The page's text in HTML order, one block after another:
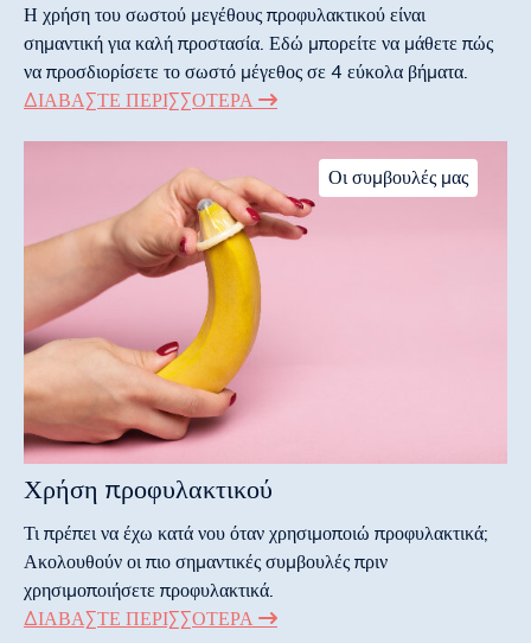
Η χρήση του σωστού μεγέθους προφυλακτικού είναι
σημαντική για καλή προστασία. Εδώ μπορείτε να μάθετε πώς
να προσδιορίσετε το σωστό μέγεθος σε 4 εύκολα βήματα.
ΔΙΑΒΆΣΤΕ ΠΕΡΙΣΣΌΤΕΡΑ
Οι συμβουλές μας
Χρήση προφυλακτικού
Τι πρέπει να έχω κατά νου όταν χρησιμοποιώ προφυλακτικά;
Ακολουθούν οι πιο σημαντικές συμβουλές πριν
χρησιμοποιήσετε προφυλακτικά.
ΔΙΑΒΆΣΤΕ ΠΕΡΙΣΣΌΤΕΡΑ